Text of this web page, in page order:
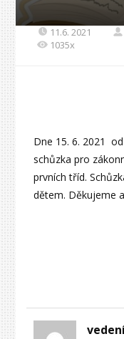
11.6. 2021
1035x
Dne 15. 6. 2021
schůzka pro
prvních tříd.
dětem. Děkujeme